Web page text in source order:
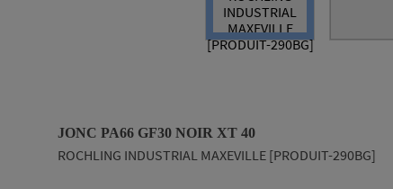
JONC PA66 GF30 NOIR XT 40
ROCHLING INDUSTRIAL MAXEVILLE [PRODUIT-290BG]